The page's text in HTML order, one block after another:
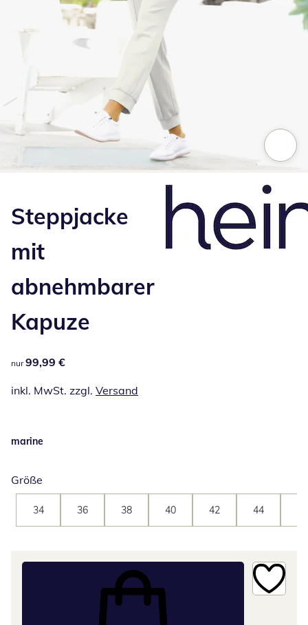
Steppjacke
mit
abnehmbarer
Kapuze
99,99 €
nur 99,99 €
inkl. MwSt. zzgl. Versand
marine
Größe
34 36 38 40 42 44